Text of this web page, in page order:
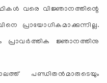
വരെ വിജ്ഞാനത്തിന്റെ
പ്രായോഗികമാക്കുന്നില്ല.
പ്രാവര്‍ത്തിക ജ്ഞാനത്തിനു
പണ്ഡിതന്‍മാരുടെയും